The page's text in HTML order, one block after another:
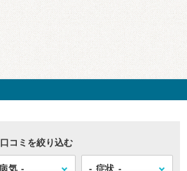
口コミを絞り込む